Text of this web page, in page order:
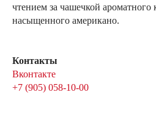
чтением за чашечкой ароматного
насыщенного американо.
Контакты
Вконтакте
+7 (905) 058-10-00